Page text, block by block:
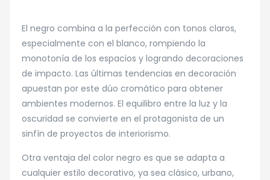
El negro combina a la perfección con tonos claros,
especialmente con el blanco, rompiendo la
monotonía de los espacios y logrando decoraciones
de impacto. Las últimas tendencias en decoración
apuestan por este dúo cromático para obtener
ambientes modernos. El equilibro entre la luz y la
oscuridad se convierte en el protagonista de un
sinfín de proyectos de interiorismo.
Otra ventaja del color negro es que se adapta a
cualquier estilo decorativo, ya sea clásico, urbano,